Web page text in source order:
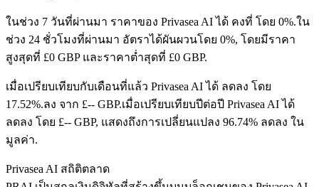
ฟิวเจอร์ส USDC
ในช่วง 7 วันที่ผ่านมา ราคาของ Privasea AI ได้ คงที่ โดย 0%.ใน
ช่วง 24 ชั่วโมงที่ผ่านมา อัตราได้ผันผวนโดย 0%, โดยมีราคา
สูงสุดที่ £0 GBP และราคาต่ำสุดที่ £0 GBP.
เมื่อเปรียบเทียบกับเดือนที่แล้ว Privasea AI ได้ ลดลง โดย
17.52%.ลง จาก £-- GBP.เมื่อเปรียบเทียบปีต่อปี Privasea AI ได้
ลดลง โดย £-- GBP, แสดงถึงการเปลี่ยนแปลง 96.74% ลดลง ใน
มูลค่า.
Privasea AI สถิติตลาด